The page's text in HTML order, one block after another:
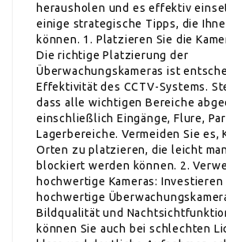
herausholen und es effektiv
einige strategische Tipps, die
können. 1. Platzieren Sie die
Die richtige Platzierung der
Überwachungskameras ist
Effektivität des CCTV-Systems.
dass alle wichtigen Bereiche
einschließlich Eingänge, Flure,
Lagerbereiche. Vermeiden Sie es,
Orten zu platzieren, die leicht
blockiert werden können. 2.
hochwertige Kameras:
hochwertige
Bildqualität und
können Sie auch bei schlechten